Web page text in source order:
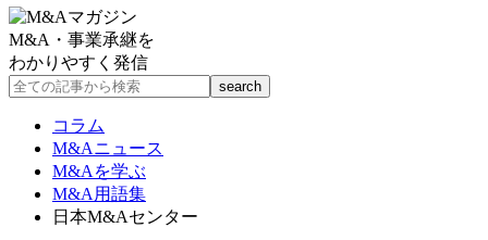
M&A・事業承継を
わかりやすく発信
コラム
M&Aニュース
M&Aを学ぶ
M&A用語集
日本M&Aセンター